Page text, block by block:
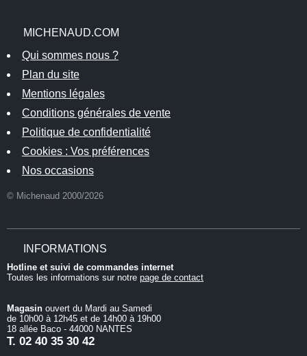
MICHENAUD.COM
Qui sommes nous ?
Plan du site
Mentions légales
Conditions générales de vente
Politique de confidentialité
Cookies : Vos préférences
Nos occasions
© Michenaud 2000/2026
INFORMATIONS
Hotline et suivi de commandes internet
Toutes les informations sur notre page de contact
Magasin ouvert du Mardi au Samedi
de 10h00 à 12h45 et de 14h00 à 19h00
18 allée Baco - 44000 NANTES
T. 02 40 35 30 42